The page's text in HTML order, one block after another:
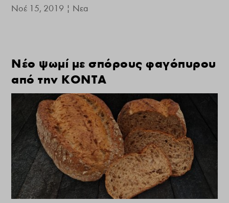
Νοέ 15, 2019 | Νεα
Νέο ψωμί με σπόρους φαγόπυρου
από την ΚΟΝΤΑ